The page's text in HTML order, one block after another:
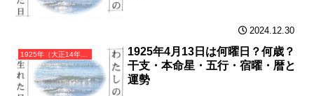
2024.12.30
1925年（大正14年）乙丑（きのとうし）・丑年（うし年）カレンダー（月曜はじまり）
1925年4月13日は何曜日？何歳？
干支・本命星・五行・宿曜・暦と
運勢